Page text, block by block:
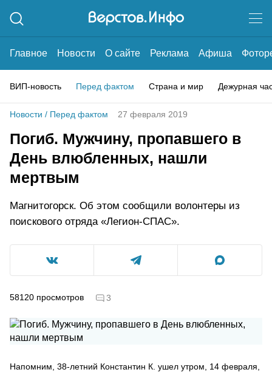
Главное Новости О сайте Реклама Афиша
ВИП-новость Перед фактом Страна и мир Дежурная
Новости / Перед фактом 27 февраля 2019
Погиб. Мужчину, пропавшего в
День влюбленных, нашли
мертвым
Магнитогорск. Об этом сообщили волонтеры из
поискового отряда «Легион-СПАС».
58120 просмотров 3
Напомним, 38-летний Константин К. ушел утром, 14 февраля,